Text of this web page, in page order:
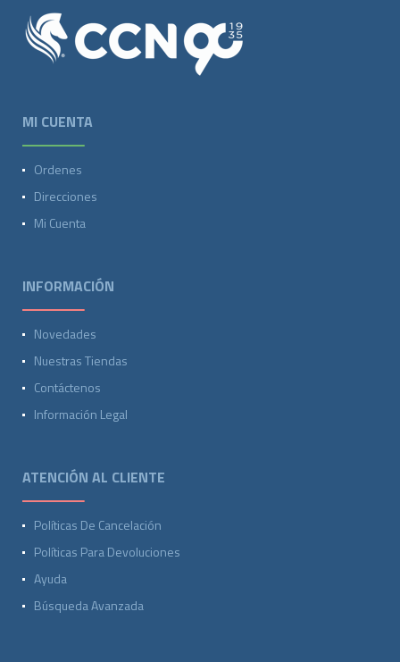
MI CUENTA
Ordenes
Direcciones
Mi Cuenta
INFORMACIÓN
Novedades
Nuestras Tiendas
Contáctenos
Información Legal
ATENCIÓN AL CLIENTE
Políticas De Cancelación
Políticas Para Devoluciones
Ayuda
Búsqueda Avanzada